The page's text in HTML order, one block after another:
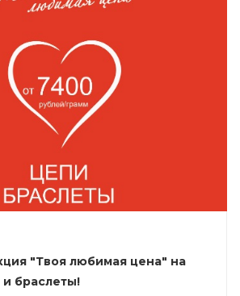
"Твоя любимая цена" на
браслеты!